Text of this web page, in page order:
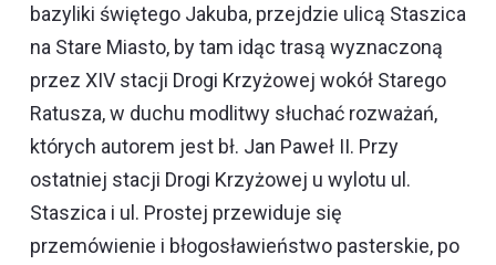
bazyliki świętego Jakuba, przejdzie ulicą Staszica
na Stare Miasto, by tam idąc trasą wyznaczoną
przez XIV stacji Drogi Krzyżowej wokół Starego
Ratusza, w duchu modlitwy słuchać rozważań,
których autorem jest bł. Jan Paweł II. Przy
ostatniej stacji Drogi Krzyżowej u wylotu ul.
Staszica i ul. Prostej przewiduje się
przemówienie i błogosławieństwo pasterskie, po